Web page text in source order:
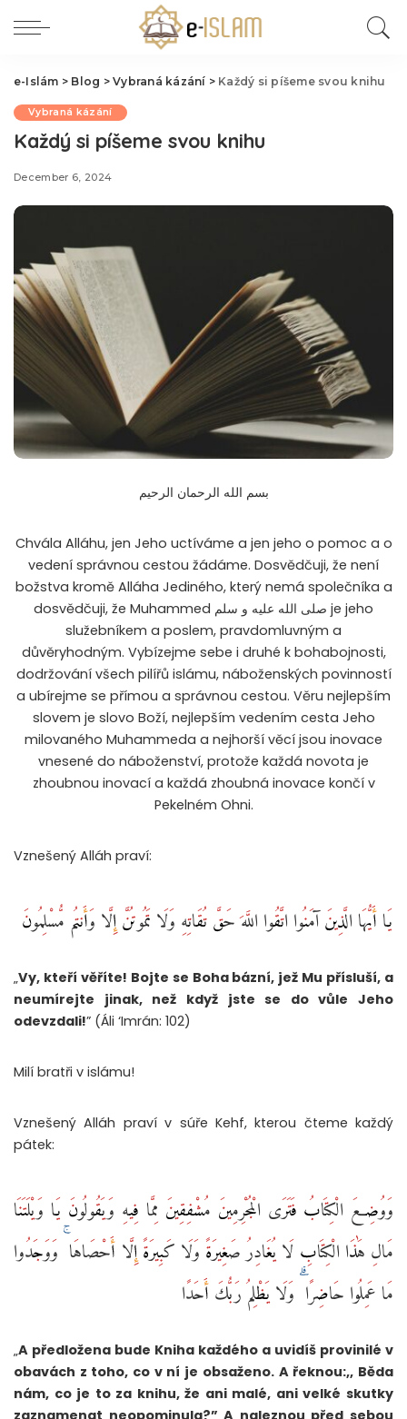
e-Islám > Blog >Vybraná kázání > Každý si píšeme svou knihu
Vybraná kázání
Každý si píšeme svou knihu
December 6, 2024
بسم الله الرحمان الرحيم
Chvála Alláhu, jen Jeho uctíváme a jen jeho o pomoc a o
vedení správnou cestou žádáme. Dosvědčuji, že není
božstva kromě Alláha Jediného, který nemá společníka a
dosvědčuji, že Muhammed صلى الله عليه و سلم je jeho
služebníkem a poslem, pravdomluvným a
důvěryhodným. Vybízejme sebe i druhé k bohabojnosti,
dodržování všech pilířů islámu, náboženských povinností
a ubírejme se přímou a správnou cestou. Věru nejlepším
slovem je slovo Boží, nejlepším vedením cesta Jeho
milovaného Muhammeda a nejhorší věcí jsou inovace
vnesené do náboženství, protože každá novota je
zhoubnou inovací a každá zhoubná inovace končí v
Pekelném Ohni.
Vznešený Alláh praví:
يَا أَيُّهَا الَّذِينَ آمَنُوا اتَّقُوا اللَّهَ حَقَّ تُقَاتِهِ وَلَا تَمُوتُنَّ إِلَّا وَأَنتُم مُّسْلِمُونَ
„Vy, kteří věříte! Bojte se Boha bázní, jež Mu přísluší, a
neumírejte jinak, než když jste se do vůle Jeho
odevzdali!” (Áli ‘Imrán: 102)
Milí bratři v islámu!
Vznešený Alláh praví v súře Kehf, kterou čteme každý
pátek:
وَوُضِعَ الْكِتَابُ فَتَرَى الْمُجْرِمِينَ مُشْفِقِينَ مِمَّا فِيهِ وَيَقُولُونَ يَا وَيْلَتَنَا
مَالِ هَٰذَا الْكِتَابِ لَا يُغَادِرُ صَغِيرَةً وَلَا كَبِيرَةً إِلَّا أَحْصَاهَا ۚ وَوَجَدُوا
مَا عَمِلُوا حَاضِرًا ۗ وَلَا يَظْلِمُ رَبُّكَ أَحَدًا
„A předložena bude Kniha každého a uvidíš provinilé v
obavách z toho, co v ní je obsaženo. A řeknou:,, Běda
nám, co je to za knihu, že ani malé, ani velké skutky
zaznamenat neopominula?” A naleznou před sebou